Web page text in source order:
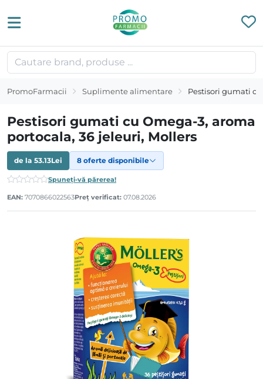
PromoFarmacii Suplimente alimentare Pestisori gumati
Pestisori gumati cu Omega-3, aroma
portocala, 36 jeleuri, Mollers
de la 53.13Lei 8 oferte disponibile
Spuneți-vă părerea!
EAN: 7070866022563Preț verificat: 07.08.2026